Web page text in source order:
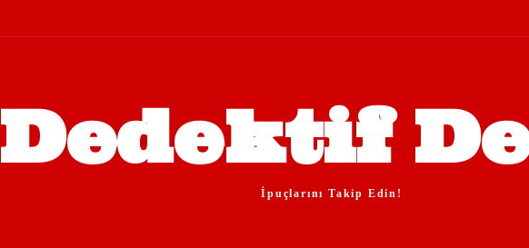
Dedektif
İpuçlarını Takip Edin!